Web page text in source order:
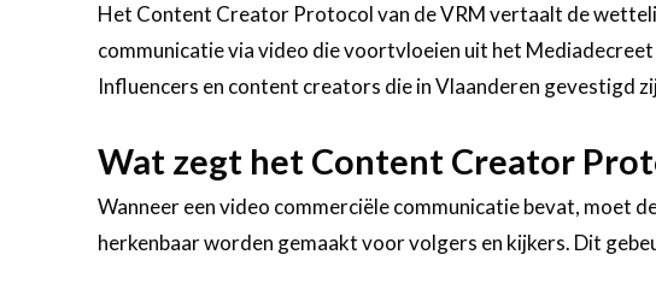
Het Content Creator Protocol van de VRM vertaalt de
communicatie via video die voortvloeien uit het
Influencers en content creators die in Vlaanderen gevestigd
Wat zegt het Content Creator
Wanneer een video commerciële communicatie bevat, moet
herkenbaar worden gemaakt voor volgers en kijkers. Dit